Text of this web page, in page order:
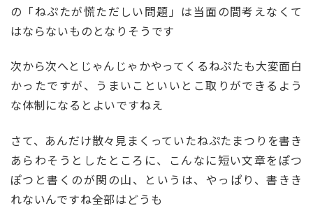
の「ねぷたが慌ただしい問題」は当面の間考えなくて
はならないものとなりそうです
次から次へとじゃんじゃかやってくるねぷたも大変面白
かったですが、うまいこといいとこ取りができるよう
な体制になるとよいですねえ
さて、あんだけ散々見まくっていたねぷたまつりを書き
あらわそうとしたところに、こんなに短い文章をぽつ
ぽつと書くのが関の山、というは、やっぱり、書きき
れないんですね全部はどうも